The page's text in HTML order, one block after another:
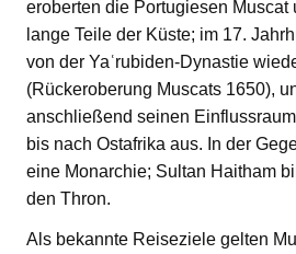
eroberten die Portugiesen Muscat
lange Teile der Küste; im 17.
von der Yaʿrubiden-Dynastie
(Rückeroberung Muscats 1650),
anschließend seinen
bis nach Ostafrika aus. In der
eine Monarchie; Sultan Haitham
den Thron.
Als bekannte Reiseziele gelten